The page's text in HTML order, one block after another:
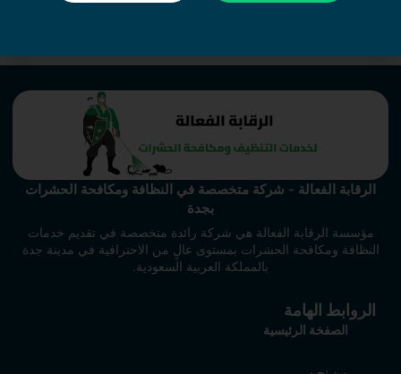
الرقابة الفعالة - شركة متخصصة في النظافة ومكافحة الحشرات
بجدة
مؤسسة الرقابة الفعالة هي شركة رائدة متخصصة في تقديم خدمات
النظافة ومكافحة الحشرات بمستوى عالٍ من الاحترافية في مدينة جدة
بالمملكة العربية السعودية.
الروابط الهامة
الصفخة الرئيسية